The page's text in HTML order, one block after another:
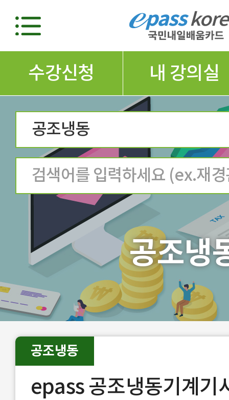
수강신청 내 강의실
공조냉동
공조냉
epass 공조냉동기계기
공조냉동